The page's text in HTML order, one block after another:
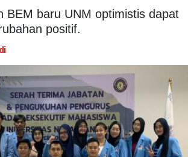
BEM baru UNM optimistis dapat
positif.